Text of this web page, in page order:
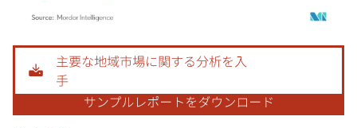
画像 © Mordor Intelligence。再利用にはCC BY 4.0の表示が必要です。